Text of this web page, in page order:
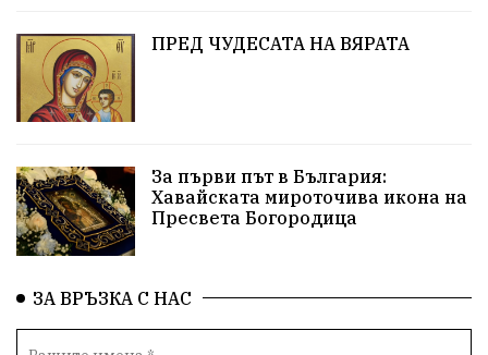
Коледа Чиста София
Софийски общински съвет
Общински съвет Величие Финландия
Образование Борисов Кольо Парамов
Автопоход Костинброд
ПРЕД ЧУДЕСАТА НА ВЯРАТА
За първи път в България:
Хавайската мироточива икона на
Пресвета Богородица
ЗА ВРЪЗКА С НАС